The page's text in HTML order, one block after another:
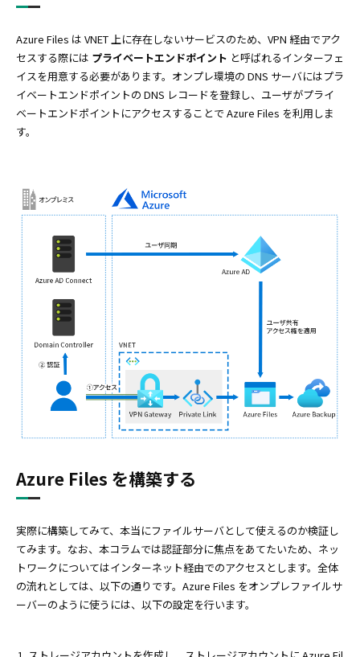
Azure Files は VNET 上に存在しないサービスのため、VPN 経由でアク
セスする際には プライベートエンドポイント と呼ばれるインターフェ
イスを用意する必要があります。オンプレ環境の DNS サーバにはプラ
イベートエンドポイントの DNS レコードを登録し、ユーザがプライ
ベートエンドポイントにアクセスすることで Azure Files を利用しま
す。
Azure Files を構築する
実際に構築してみて、本当にファイルサーバとして使えるのか検証し
てみます。なお、本コラムでは認証部分に焦点をあてたいため、ネッ
トワークについてはインターネット経由でのアクセスとします。全体
の流れとしては、以下の通りです。Azure Files をオンプレファイルサ
ーバーのように使うには、以下の設定を行います。